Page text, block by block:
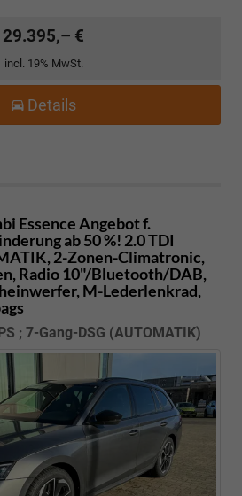
29.395,– €
incl. 19% MwSt.
Details
drucken
Essence Angebot f.
ab 50 %! 2.0 TDI
2-Zonen-Climatronic,
Radio 10"/Bluetooth/DAB,
M-Lederlenkrad,
; 7-Gang-DSG (AUTOMATIK)